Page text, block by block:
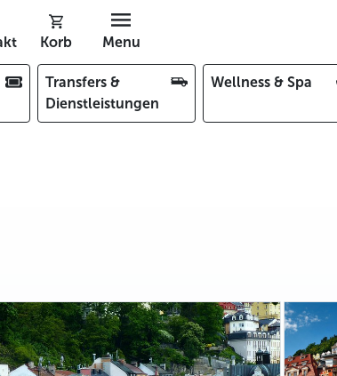
Korb Menu
Transfers &
Dienstleistungen
Wellness & Spa